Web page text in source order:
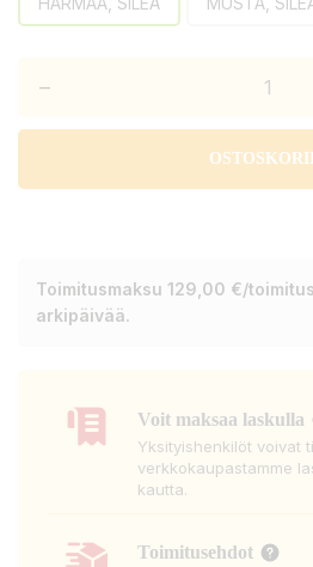
–
Toimitusmaksu 129,00 €/
arkipäivää.
Voit maksaa laskulla
Yksityishenkilöt voivat
verkkokaupastamme
kautta.
Toimitusehdot